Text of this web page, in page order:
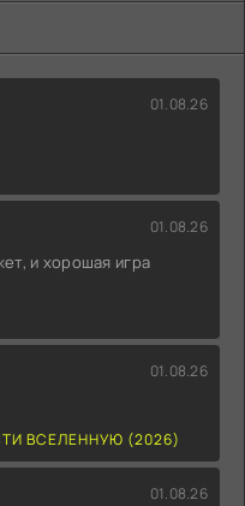
01.08.26
01.08.26
и хорошая игра
01.08.26
ВСЕЛЕННУЮ (2026)
01.08.26